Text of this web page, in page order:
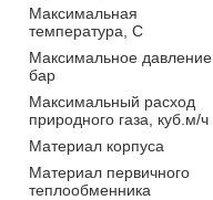
Максимальная
температура, С
Максимальное давление,
бар
Максимальный расход
природного газа, куб.м/ч
Материал корпуса
Материал первичного
теплообменника